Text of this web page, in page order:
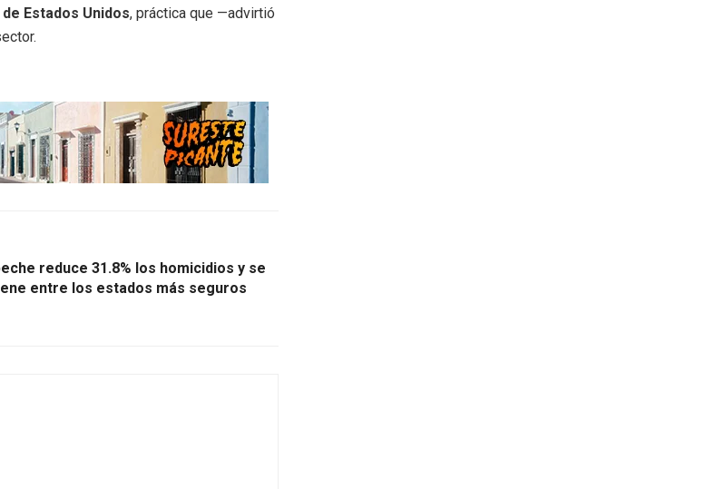
Estados Unidos, práctica que —advirtió
reduce 31.8% los homicidios y se
entre los estados más seguros